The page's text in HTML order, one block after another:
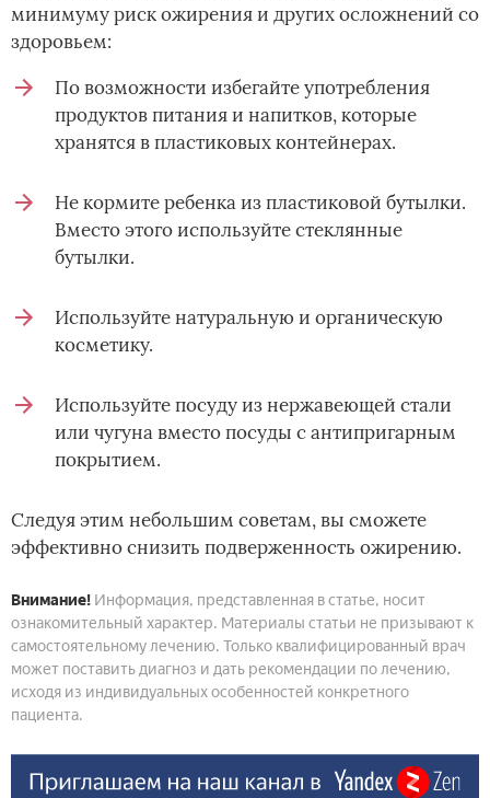
минимуму риск ожирения и других осложнений со
здоровьем:
По возможности избегайте употребления
продуктов питания и напитков, которые
хранятся в пластиковых контейнерах.
Не кормите ребенка из пластиковой бутылки.
Вместо этого используйте стеклянные
бутылки.
Используйте натуральную и органическую
косметику.
Используйте посуду из нержавеющей стали
или чугуна вместо посуды с антипригарным
покрытием.
Следуя этим небольшим советам, вы сможете
эффективно снизить подверженность ожирению.
Внимание! Информация, представленная в статье, носит
ознакомительный характер. Материалы статьи не призывают к
самостоятельному лечению. Только квалифицированный врач
может поставить диагноз и дать рекомендации по лечению,
исходя из индивидуальных особенностей конкретного
пациента.